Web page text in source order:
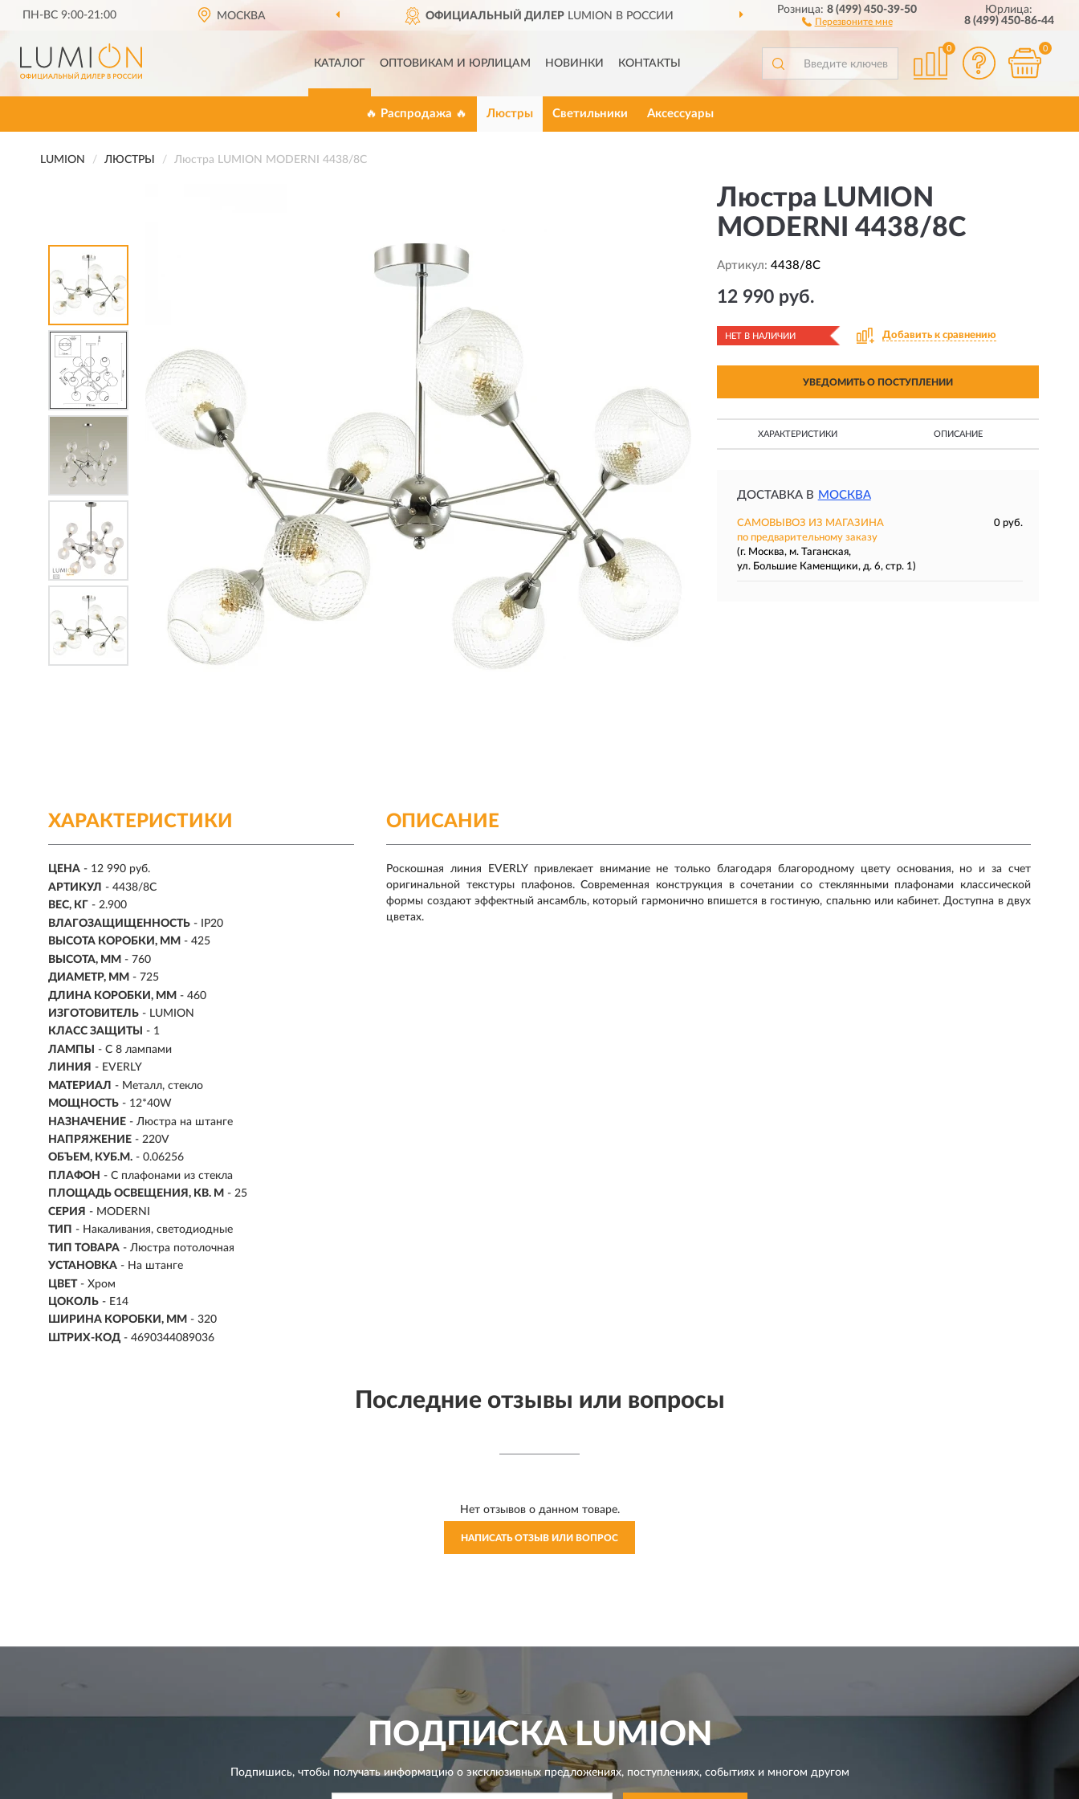
ПН-ВС 9:00-21:00 МОСКВА ОФИЦИАЛЬНЫЙ ДИЛЕР LUMION В РОССИИ ДОСТАВИМ ПО ВСЕЙ РОССИИ
Розница:8 (499) 450-39-50
Перезвоните мне
Юрлица:
8 (499) 450-86-44
КАТАЛОГ ОПТОВИКАМ И ЮРЛИЦАМ НОВИНКИ КОНТАКТЫ
0 0
🔥 Распродажа 🔥 Люстры Светильники Аксессуары
LUMION ЛЮСТРЫ Люстра LUMION MODERNI 4438/8C
Люстра LUMION
MODERNI 4438/8C
Артикул: 4438/8C
12 990 руб.
НЕТ В НАЛИЧИИ Добавить к сравнению
УВЕДОМИТЬ О ПОСТУПЛЕНИИ
ХАРАКТЕРИСТИКИ ОПИСАНИЕ
ДОСТАВКА В МОСКВА
САМОВЫВОЗ ИЗ МАГАЗИНА
0 руб.
по предварительному заказу
(г. Москва, м. Таганская,
ул. Большие Каменщики, д. 6, стр. 1)
ХАРАКТЕРИСТИКИ
ЦЕНА - 12 990 руб.
АРТИКУЛ - 4438/8C
ВЕС, КГ - 2.900
ВЛАГОЗАЩИЩЕННОСТЬ - IP20
ВЫСОТА КОРОБКИ, ММ - 425
ВЫСОТА, ММ - 760
ДИАМЕТР, ММ - 725
ДЛИНА КОРОБКИ, ММ - 460
ИЗГОТОВИТЕЛЬ - LUMION
КЛАСС ЗАЩИТЫ
- 1
ЛАМПЫ
- С 8 лампами
ЛИНИЯ - EVERLY
МАТЕРИАЛ - Металл, стекло
МОЩНОСТЬ - 12*40W
НАЗНАЧЕНИЕ - Люстра на штанге
НАПРЯЖЕНИЕ - 220V
ОБЪЕМ, КУБ.М. - 0.06256
ПЛАФОН - С плафонами из стекла
ПЛОЩАДЬ ОСВЕЩЕНИЯ, КВ. М - 25
СЕРИЯ - MODERNI
ТИП - Накаливания, светодиодные
ТИП ТОВАРА - Люстра потолочная
УСТАНОВКА - На штанге
ЦВЕТ - Хром
ЦОКОЛЬ - E14
ШИРИНА КОРОБКИ, ММ - 320
ШТРИХ-КОД - 4690344089036
ОПИСАНИЕ
Роскошная линия EVERLY привлекает внимание не только благодаря благородному цвету основания, но и за счет
оригинальной текстуры плафонов. Современная конструкция в сочетании со стеклянными плафонами классической
формы создают эффектный ансамбль, который гармонично впишется в гостиную, спальню или кабинет. Доступна в двух
цветах.
Последние отзывы или вопросы
Нет отзывов о данном товаре.
НАПИСАТЬ ОТЗЫВ ИЛИ ВОПРОС
ПОДПИСКАLUMION
Подпишись, чтобы получать информацию о эксклюзивных предложениях,поступлениях, событиях и многом другом